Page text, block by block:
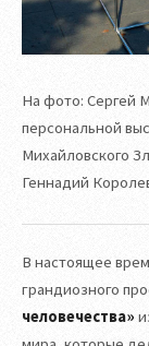
На фото: Сергей
персональной
Михайловского
Геннадий
В настоящее
грандиозного
человечества»